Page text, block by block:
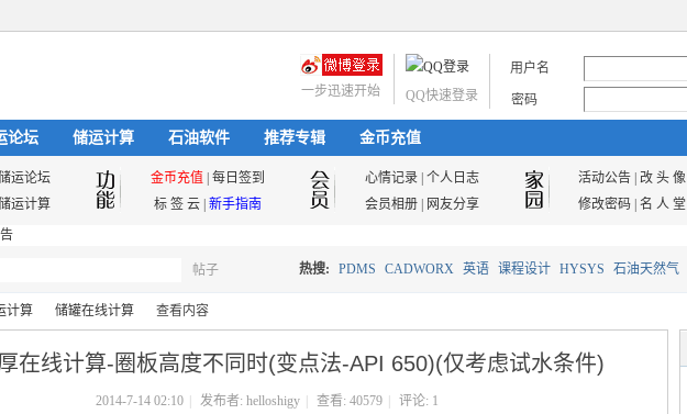
用户名
密码
QQ快速登录
一步迅速开始
论坛 储运计算 石油软件 推荐专辑 金币充值
运论坛 金币充值 每日签到 心情记录 个人日志 活动公告| 改 头 像
运计算 标 签 云 新手指南 会员相册 网友分享 修改密码| 名 人 堂
帖子
索
热搜: PDMS CADWORX 英语 课程设计 HYSYS 石油天然气
计算 储罐在线计算
›
查看内容
在线计算-圈板高度不同时(变点法-API 650)(仅考虑试水条件)
2014-7-14 02:10 发布者: helloshigy 查看: 40579 评论: 1